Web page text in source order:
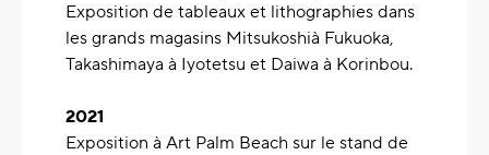
Exposition de tableaux et lithographies dans
les grands magasins Mitsukoshià Fukuoka,
Takashimaya à Iyotetsu et Daiwa à Korinbou.
‍2021
‍Exposition à Art Palm Beach sur le stand de